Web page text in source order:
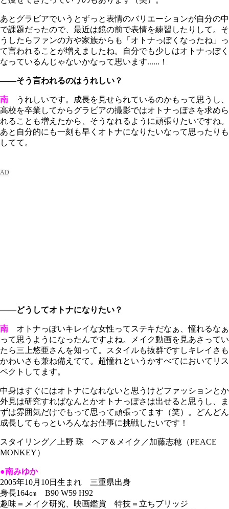
あとグラビアでいうとずっと表情のバリエーションが自分の中
で課題だったので、最近は鏡の前で表情を練習したりして。そ
うしたらファンの方や家族からも「オトナっぽくなったね」っ
て言われることが増えましたね。自分でも少しはオトナっぽく
なっているんじゃないかなって思います......！
――そう言われるのはうれしい？
南 うれしいです。成長を見せられているのかもって思うし、
高校を卒業してからグラビアの撮影ではオトナっぽさを求めら
れることも増えたから、そうなれるように頑張りたいですね。
あと自分的にも一刻も早くオトナになりたいなって思ったりも
してて。
――どうしてオトナになりたい？
南 オトナっぽいキレイな女性ってステキだなぁ、憧れるなぁ
って思うようになったんですよね。メイク動画を見あさってい
たら三上悠亜さんを知って。スタイルも抜群ですしキレイさも
かわいさも兼ね備えてて。超憧れというかすべてにおいてリス
ペクトしてます。
中身はすぐにはオトナになれないと思うけどファッションとか
外見は研究すればなんとかオトナっぽさは出せると思うし、ま
ずは雰囲気だけでもって思って頑張ってます（笑）。どんどん
成長してもっといろんなお仕事に挑戦したいです！
スタイリング／上野 珠 ヘア＆メイク／加藤志穂（PEACE
MONKEY）
●南みゆか
2005年10月10日生まれ 三重県出身
身長164㎝ B90 W59 H92
趣味＝メイク研究、映画鑑賞 特技＝立ちブリッジ